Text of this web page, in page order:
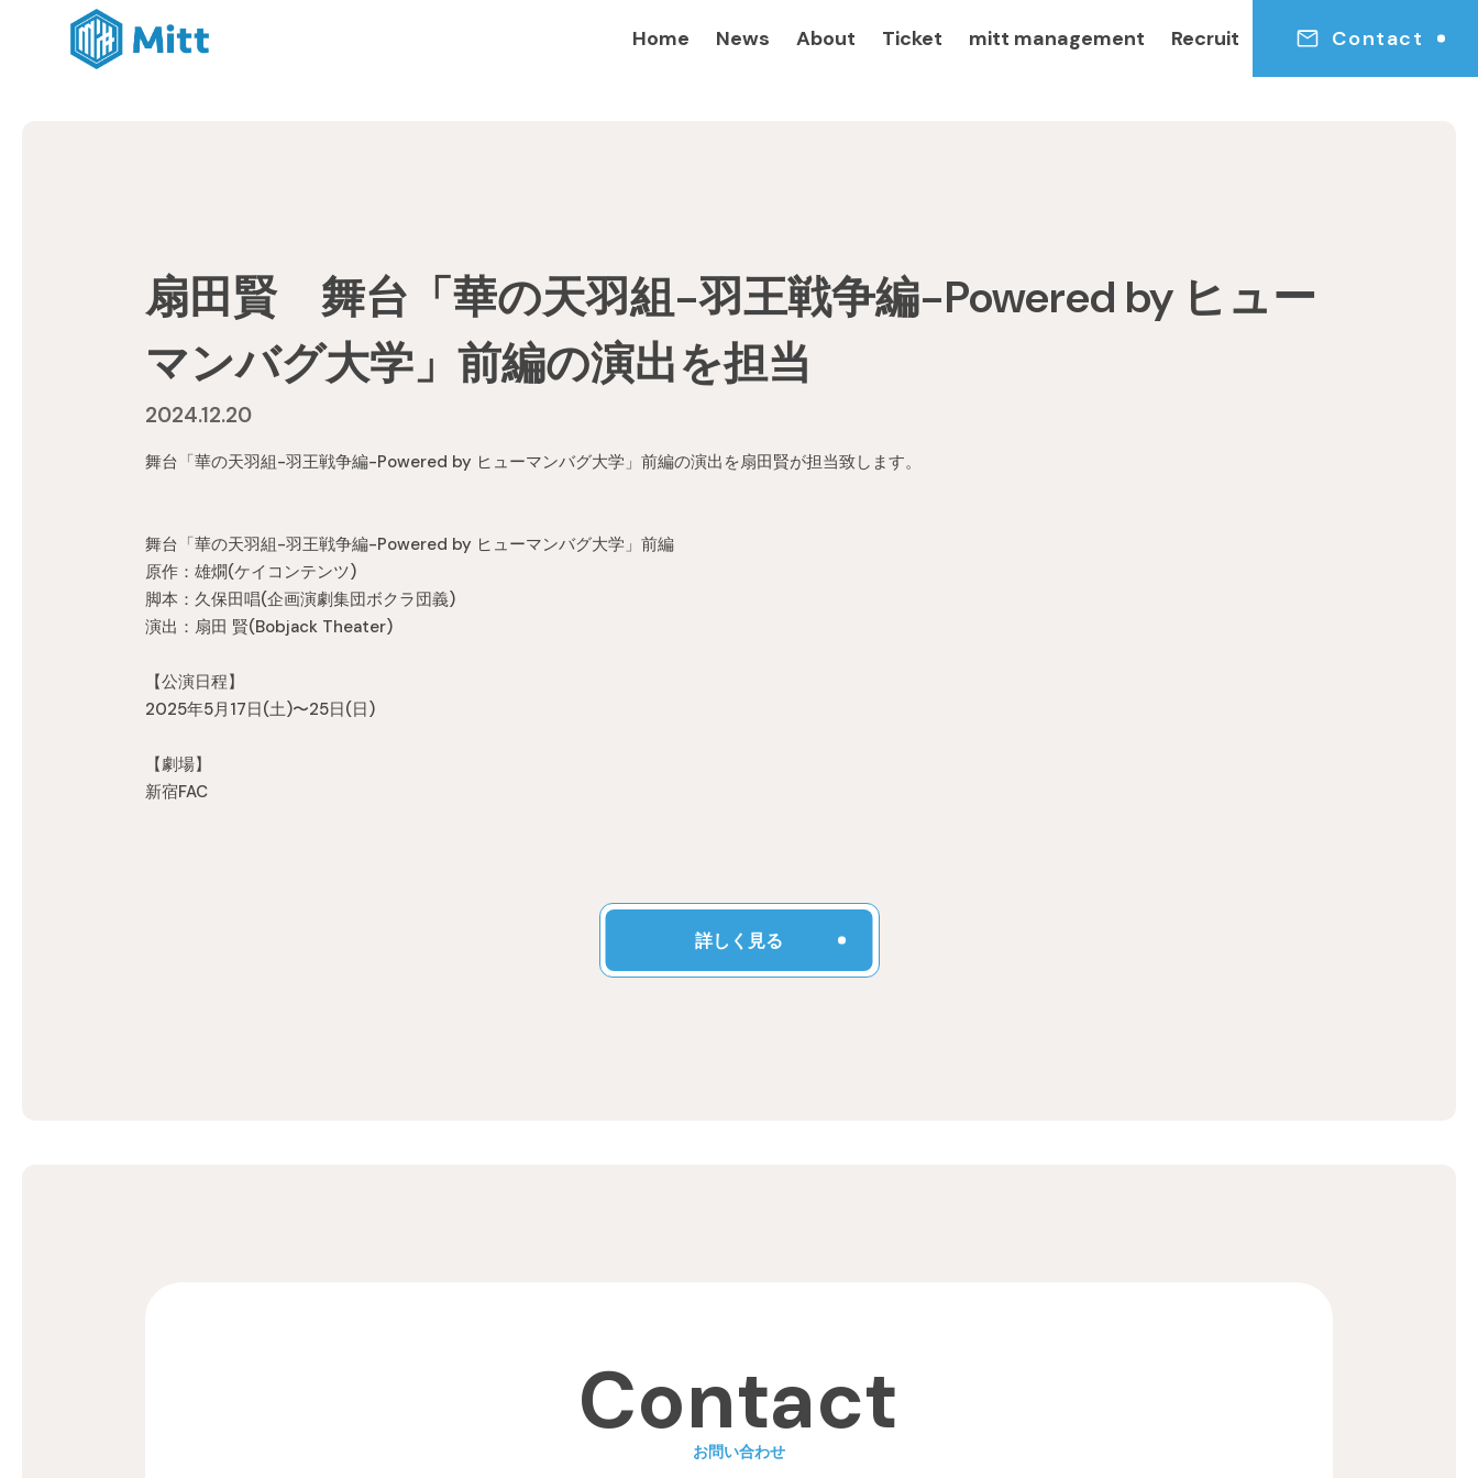
Home News About Ticket mitt management Recruit Contact
扇田賢 舞台「華の天羽組-羽王戦争編-Powered by ヒュー
マンバグ大学」前編の演出を担当
2024.12.20
舞台「華の天羽組-羽王戦争編-Powered by ヒューマンバグ大学」前編の演出を扇田賢が担当致します。
舞台「華の天羽組-羽王戦争編-Powered by ヒューマンバグ大学」前編
原作：雄燗(ケイコンテンツ)
脚本：久保田唱(企画演劇集団ボクラ団義)
演出：扇田 賢(Bobjack Theater)
【公演日程】
2025年5月17日(土)〜25日(日)
【劇場】
新宿FAC
詳しく見る
Contact
お問い合わせ